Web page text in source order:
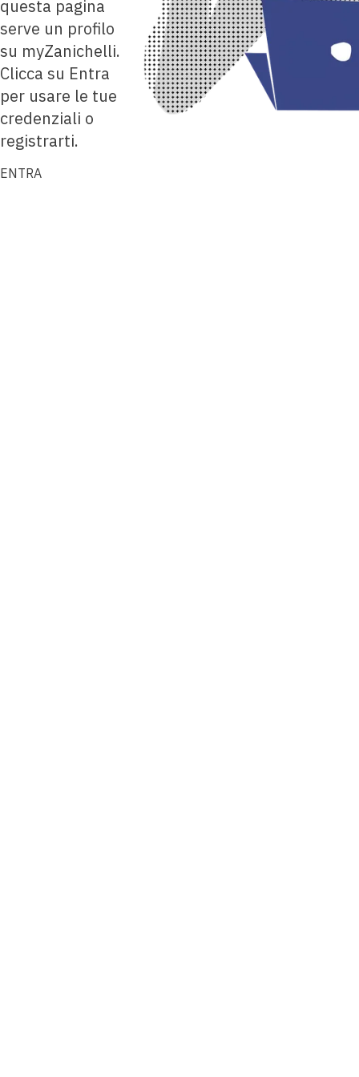
questa pagina
serve un profilo
su myZanichelli.
Clicca su Entra
per usare le tue
credenziali o
registrarti.
ENTRA